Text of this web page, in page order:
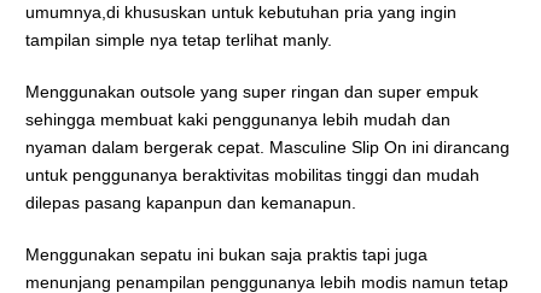
umumnya,di khususkan untuk kebutuhan pria yang ingin
tampilan simple nya tetap terlihat manly.
Menggunakan outsole yang super ringan dan super empuk
sehingga membuat kaki penggunanya lebih mudah dan
nyaman dalam bergerak cepat. Masculine Slip On ini dirancang
untuk penggunanya beraktivitas mobilitas tinggi dan mudah
dilepas pasang kapanpun dan kemanapun.
Menggunakan sepatu ini bukan saja praktis tapi juga
menunjang penampilan penggunanya lebih modis namun tetap